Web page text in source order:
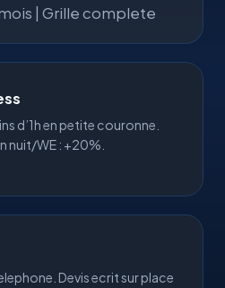
Grille complete
d’1h en petite couronne
nuit/WE : +20%.
Devis ecrit sur place